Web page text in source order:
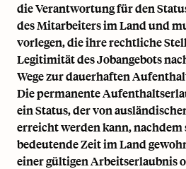
die Verantwortung für den
des Mitarbeiters im Land und
vorlegen, die ihre rechtliche
Legitimität des Jobangebots
Wege zur dauerhaften
Die permanente
ein Status, der von
erreicht werden kann, nachdem
bedeutende Zeit im Land
einer gültigen Arbeitserlaubnis